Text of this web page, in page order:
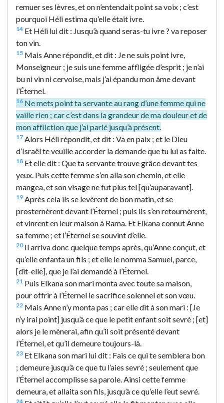
remuer ses lèvres, et on n’entendait point sa voix ; c’est
pourquoi Héli estima qu’elle était ivre.
14 Et Héli lui dit : Jusqu’à quand seras-tu ivre ? va reposer
ton vin.
15 Mais Anne répondit, et dit : Je ne suis point ivre,
Monseigneur ; je suis une femme affligée d’esprit ; je n’ai
bu ni vin ni cervoise, mais j’ai épandu mon âme devant
l’Éternel.
16 Ne mets point ta servante au rang d’une femme qui ne
vaille rien ; car c’est dans la grandeur de ma douleur et de
mon affliction que j’ai parlé jusqu’à présent.
17 Alors Héli répondit, et dit : Va en paix ; et le Dieu
d’Israël te veuille accorder la demande que tu lui as faite.
18 Et elle dit : Que ta servante trouve grâce devant tes
yeux. Puis cette femme s’en alla son chemin, et elle
mangea, et son visage ne fut plus tel [qu’auparavant].
19 Après cela ils se levèrent de bon matin, et se
prosternèrent devant l’Éternel ; puis ils s’en retournèrent,
et vinrent en leur maison à Rama. Et Elkana connut Anne
sa femme ; et l’Éternel se souvint d’elle.
20Il arriva donc quelque temps après, qu’Anne conçut, et
qu’elle enfanta un fils ; et elle le nomma Samuel, parce,
[dit-elle], que je l’ai demandé à l’Éternel.
21 Puis Elkana son mari monta avec toute sa maison,
pour offrir à l’Éternel le sacrifice solennel et son vœu.
22 Mais Anne n’y monta pas ; car elle dit à son mari : [Je
n’y irai point] jusqu’à ce que le petit enfant soit sevré ; [et]
alors je le mènerai, afin qu’il soit présenté devant
l’Éternel, et qu’il demeure toujours-là.
23 Et Elkana son mari lui dit : Fais ce qui te semblera bon
; demeure jusqu’à ce que tu l’aies sevré ; seulement que
l’Éternel accomplisse sa parole. Ainsi cette femme
demeura, et allaita son fils, jusqu’à ce qu’elle l’eut sevré.
24